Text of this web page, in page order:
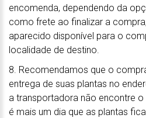
encomenda, dependendo da
como frete ao finalizar a
aparecido disponível para o
localidade de destino.
8. Recomendamos que o
entrega de suas plantas no
a transportadora não encontre
é mais um dia que as plantas